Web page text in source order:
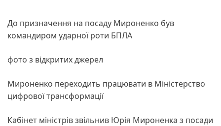
До призначення на посаду Мироненко був
командиром ударної роти БПЛА
фото з відкритих джерел
Мироненко переходить працювати в Міністерство
цифрової трансформації
Кабінет міністрів звільнив Юрія Мироненка з посади